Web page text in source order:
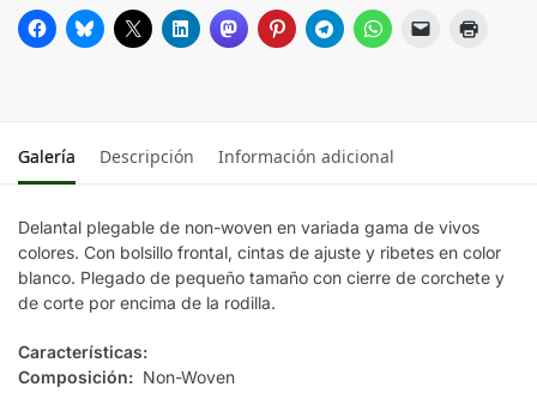
NARANJA
ROJO
VERDE
Galería Descripción Información adicional
Delantal plegable de non-woven en variada gama de vivos
colores. Con bolsillo frontal, cintas de ajuste y ribetes en color
blanco. Plegado de pequeño tamaño con cierre de corchete y
de corte por encima de la rodilla.
Características:
Composición: Non-Woven